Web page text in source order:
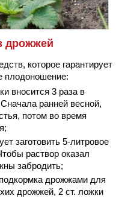
дрожжей
которое гарантирует
плодоношение:
вносится 3 раза в
Сначала ранней весной,
потом во время
заготовить 5-литровое
раствор оказал
забродить;
дрожжами для
дрожжей, 2 ст. ложки